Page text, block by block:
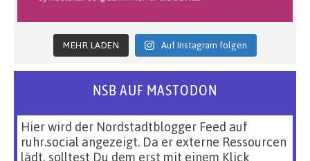
MEHR LADEN Auf Instagram folgen
NSB AUF MASTODON
Hier wird der Nordstadtblogger Feed auf
ruhr.social angezeigt. Da er externe Ressourcen
lädt, solltest Du dem erst mit einem Klick